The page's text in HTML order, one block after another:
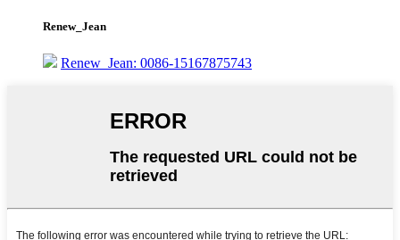
Renew_Jean
Renew_Jean: 0086-15167875743